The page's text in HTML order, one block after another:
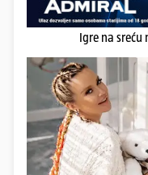
Igre na